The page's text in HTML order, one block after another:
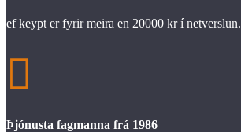
ef keypt er fyrir meira en 20000 kr í netverslun.

Þjónusta fagmanna frá 1986